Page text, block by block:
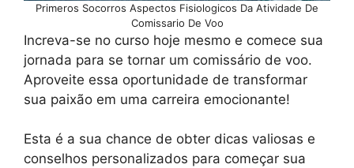
Primeros Socorros Aspectos Fisiologicos Da Atividade De
Comissario De Voo
Increva-se no curso hoje mesmo e comece sua
jornada para se tornar um comissário de voo.
Aproveite essa oportunidade de transformar
sua paixão em uma carreira emocionante!
Esta é a sua chance de obter dicas valiosas e
conselhos personalizados para começar sua